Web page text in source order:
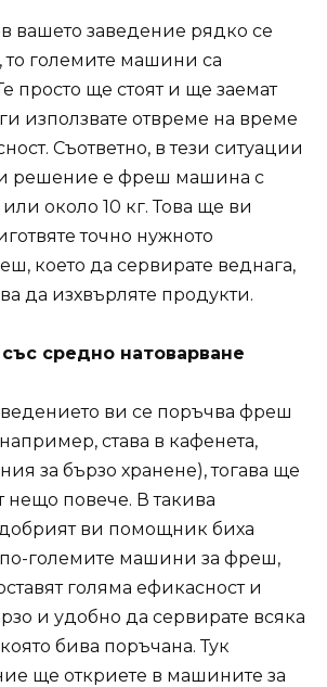
вашето заведение рядко се
големите машини са
просто ще стоят и ще заемат
използвате отвреме на време
Съответно, в тези ситуации
решение е фреш машина с
или около 10 кг. Това ще ви
точно нужното
което да сервирате веднага,
да изхвърляте продукти.
средно натоварване
ви се поръчва фреш
става в кафенета,
за бързо хранене), тогава ще
нещо повече. В такива
ви помощник биха
големите машини за фреш,
голяма ефикасност и
и удобно да сервирате всяка
бива поръчана. Тук
ще откриете в машините за